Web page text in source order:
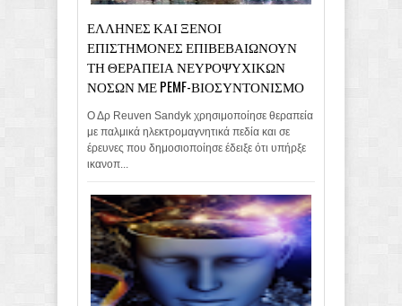
ΕΛΛΗΝΕΣ ΚΑΙ ΞΕΝΟΙ
ΕΠΙΣΤΗΜΟΝΕΣ ΕΠΙΒΕΒΑΙΩΝΟΥΝ
ΤΗ ΘΕΡΑΠΕΙΑ ΝΕΥΡΟΨΥΧΙΚΩΝ
ΝΟΣΩΝ ΜΕ PEMF-ΒΙΟΣΥΝΤΟΝΙΣΜΟ
Ο Δρ Reuven Sandyk χρησιμοποίησε θεραπεία
με παλμικά ηλεκτρομαγνητικά πεδία και σε
έρευνες που δημοσιοποίησε έδειξε ότι υπήρξε
ικανοπ...